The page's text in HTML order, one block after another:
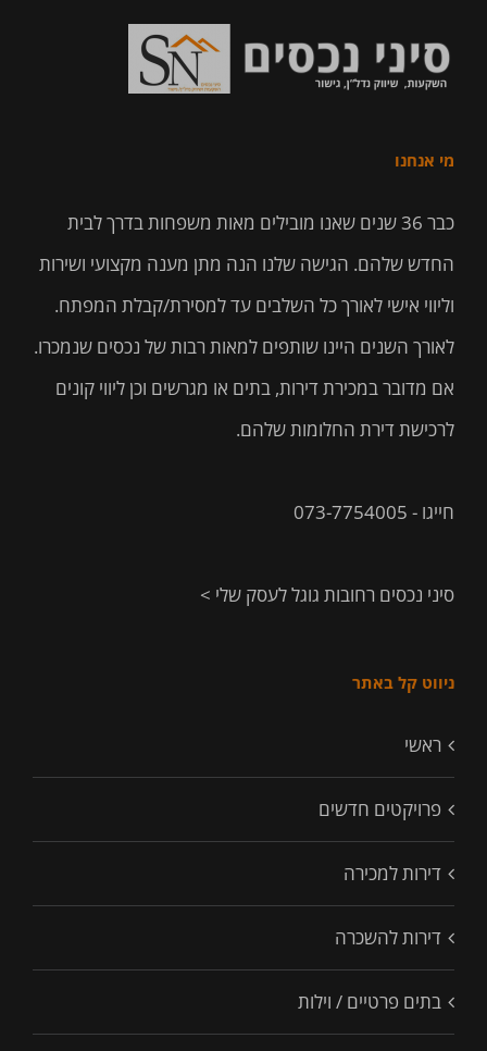
מי אנחנו
כבר 36 שנים שאנו מובילים מאות משפחות בדרך לבית
החדש שלהם. הגישה שלנו הנה מתן מענה מקצועי ושירות
וליווי אישי לאורך כל השלבים עד למסירת/קבלת המפתח.
לאורך השנים היינו שותפים למאות רבות של נכסים שנמכרו.
אם מדובר במכירת דירות, בתים או מגרשים וכן ליווי קונים
לרכישת דירת החלומות שלהם.
חייגו - 073-7754005
סיני נכסים רחובות גוגל לעסק שלי >
ניווט קל באתר
ראשי
פרויקטים חדשים
דירות למכירה
דירות להשכרה
בתים פרטיים / וילות